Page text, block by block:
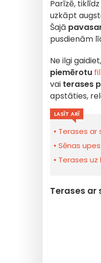
Parīzē,
uzkāpt
Šajā
pusdienām
Ne ilgi
piemērotu
vai terases
apstāties,
LASĪT ARĪ
Terases ar
Sēnas
Terases
Terases ar